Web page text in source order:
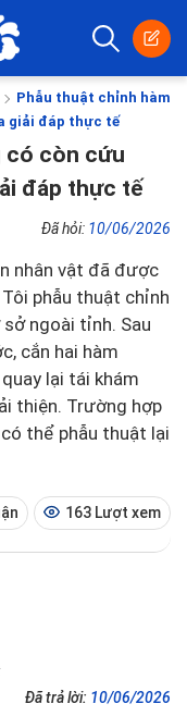
Phẫu thuật chỉnh hàm
giải đáp thực tế
có còn cứu
đáp thực tế
Đã hỏi: 10/06/2026
nhân vật đã được
phẫu thuật chỉnh
ngoài tỉnh. Sau
cắn hai hàm
lại tái khám
thiện. Trường hợp
thể phẫu thuật lại
163 Lượt xem
Đã trả lời: 10/06/2026